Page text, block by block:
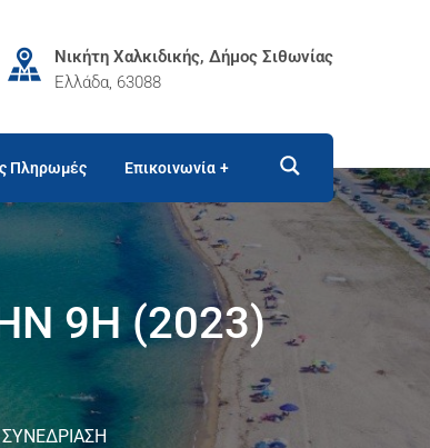
Νικήτη Χαλκιδικής, Δήμος Σιθωνίας
Ελλάδα, 63088
Πληρωμές Επικοινωνία
9Η (2023)